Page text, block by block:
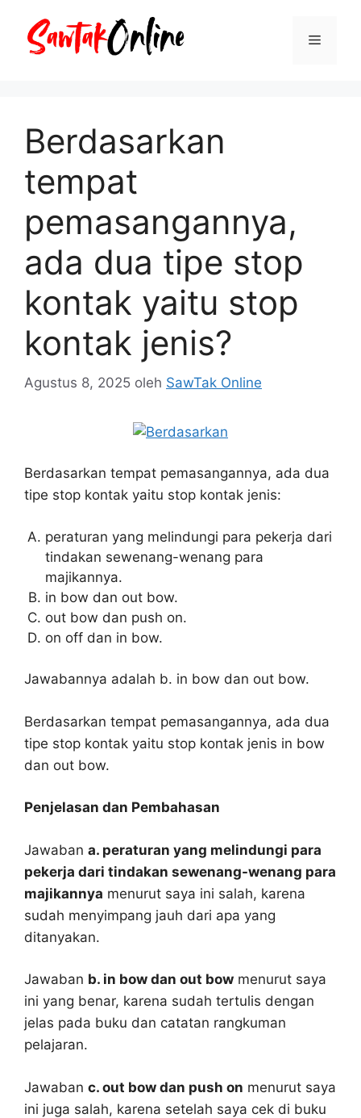
Menu
Berdasarkan
tempat
pemasangannya,
ada dua tipe stop
kontak yaitu stop
kontak jenis?
Agustus 8, 2025 oleh SawTak Online
Berdasarkan tempat pemasangannya, ada dua
tipe stop kontak yaitu stop kontak jenis:
peraturan yang melindungi para pekerja dari
tindakan sewenang-wenang para
majikannya.
in bow dan out bow.
out bow dan push on.
on off dan in bow.
Jawabannya adalah b. in bow dan out bow.
Berdasarkan tempat pemasangannya, ada dua
tipe stop kontak yaitu stop kontak jenis in bow
dan out bow.
Penjelasan dan Pembahasan
Jawaban a. peraturan yang melindungi para
pekerja dari tindakan sewenang-wenang para
majikannya menurut saya ini salah, karena
sudah menyimpang jauh dari apa yang
ditanyakan.
Jawaban b. in bow dan out bow menurut saya
ini yang benar, karena sudah tertulis dengan
jelas pada buku dan catatan rangkuman
pelajaran.
Jawaban c. out bow dan push on menurut saya
ini juga salah, karena setelah saya cek di buku